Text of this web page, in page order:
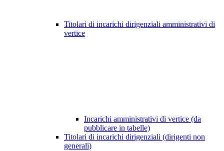
Titolari di incarichi dirigenziali amministrativi di
vertice
Incarichi amministrativi di vertice (da
pubblicare in tabelle)
Titolari di incarichi dirigenziali (dirigenti non
generali)